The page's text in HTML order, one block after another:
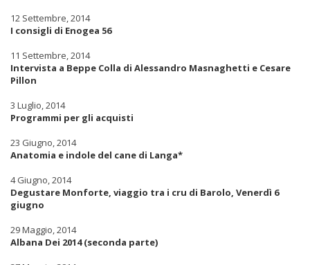
12 Settembre, 2014
I consigli di Enogea 56
11 Settembre, 2014
Intervista a Beppe Colla di Alessandro Masnaghetti e Cesare
Pillon
3 Luglio, 2014
Programmi per gli acquisti
23 Giugno, 2014
Anatomia e indole del cane di Langa*
4 Giugno, 2014
Degustare Monforte, viaggio tra i cru di Barolo, Venerdì 6
giugno
29 Maggio, 2014
Albana Dei 2014 (seconda parte)